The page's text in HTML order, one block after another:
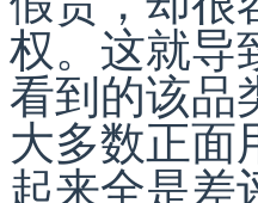
权。这就导
看到的该品
大多数正面
起来全是差